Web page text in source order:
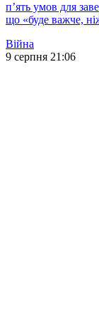
п’ять умов для
що «буде важче,
Війна
9 серпня 21:06